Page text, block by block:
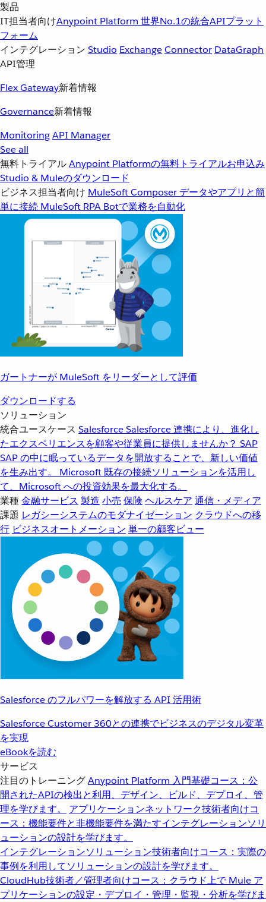
製品
IT担当者向けAnypoint Platform 世界No.1の統合APIプラット
フォーム
インテグレーション Studio ExchangeConnector DataGraph
API管理
Flex Gateway新着情報
Governance新着情報
MonitoringAPI Manager
See all
無料トライアルAnypoint Platformの無料トライアルお申込み
Studio & Muleのダウンロード
ビジネス担当者向け MuleSoft Composer データやアプリと簡
単に接続 MuleSoft RPA Botで業務を自動化
ガートナーが MuleSoft をリーダーとして評価
ダウンロードする
ソリューション
統合ユースケース SalesforceSalesforce 連携により、進化し
たエクスペリエンスを顧客や従業員に提供しませんか？ SAP
SAP の中に眠っているデータを開放することで、新しい価値
を生み出す。
Microsoft 既存の接続ソリューションを活用し
て、Microsoft への投資効果を最大化する。
業種金融サービス 製造 小売 保険 ヘルスケア 通信・メディア
課題 レガシーシステムのモダナイゼーション クラウドへの移
行 ビジネスオートメーション 単一の顧客ビュー
Salesforce のフルパワーを解放する API 活用術
Salesforce Customer 360との連携でビジネスのデジタル変革
を実現
eBookを読む
サービス
注目のトレーニングAnypoint Platform 入門基礎コース：公
開されたAPIの検出と利用、デザイン、ビルド、デプロイ、管
理を学びます。
アプリケーションネットワーク技術者向けコ
ース：機能要件と非機能要件を満たすインテグレーションソリ
ューションの設計を学びます。
インテグレーションソリューション技術者向けコース：実際の
事例を利用してソリューションの設計を学びます。
CloudHub技術者／管理者向けコース：クラウド上で Mule ア
プリケーションの設定・デプロイ・管理・監視・分析を学びま